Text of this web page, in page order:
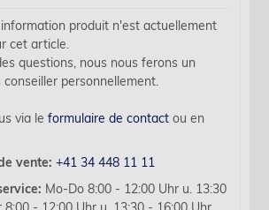
produit n'est actuellement
cet article.
questions, nous nous ferons un
conseiller personnellement.
via leformulaire de contact ou en
vente: +41 34 448 11 11
Mo-Do 8:00 - 12:00 Uhr u. 13:30